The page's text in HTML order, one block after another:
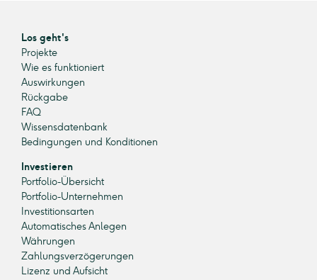
Los geht's
Projekte
Wie es funktioniert
Auswirkungen
Rückgabe
FAQ
Wissensdatenbank
Bedingungen und Konditionen
Investieren
Portfolio-Übersicht
Portfolio-Unternehmen
Investitionsarten
Automatisches Anlegen
Währungen
Zahlungsverzögerungen
Lizenz und Aufsicht